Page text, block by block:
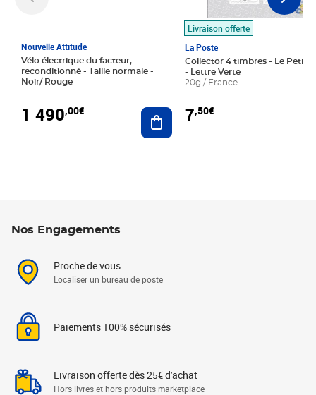
Nouvelle Attitude
Vélo électrique du facteur,
reconditionné - Taille normale -
Noir/ Rouge
1 490,00€ Ajouter au panier
Livraison offerte
La Poste
Collector 4 timbres - Le Petit
- Lettre Verte
20g / France
7,50€
Nos Engagements
Proche de vous
Localiser un bureau de poste
Paiements 100% sécurisés
Livraison offerte dès 25€ d'achat
Hors livres et hors produits marketplace